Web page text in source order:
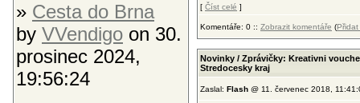
» Cesta do Brna
by VVendigo on 30.
prosinec 2024,
19:56:24
[ Číst celé ]
Komentáře: 0 :: Zobrazit komentáře (Přidat
Novinky / Zprávičky: Kreativni
Stredocesky kraj
Zaslal: Flash @ 11. červenec 2018,